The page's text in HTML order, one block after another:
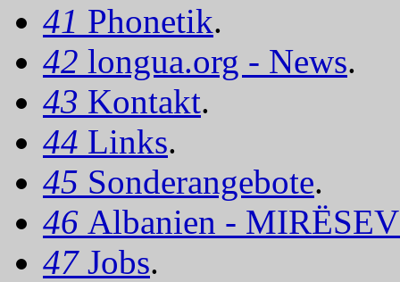
41 Phonetik.
42 longua.org - News.
43 Kontakt.
44 Links.
45 Sonderangebote.
46 Albanien -
47 Jobs.